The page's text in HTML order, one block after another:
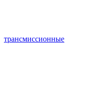
трансмиссионные